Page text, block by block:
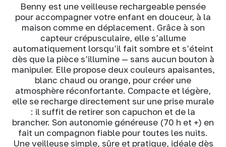
Benny est une veilleuse rechargeable pensée
pour accompagner votre enfant en douceur, à la
maison comme en déplacement. Grâce à son
capteur crépusculaire, elle s’allume
automatiquement lorsqu’il fait sombre et s’éteint
dès que la pièce s’illumine — sans aucun bouton à
manipuler. Elle propose deux couleurs apaisantes,
blanc chaud ou orange, pour créer une
atmosphère réconfortante. Compacte et légère,
elle se recharge directement sur une prise murale
: il suffit de retirer son capuchon et de la
brancher. Son autonomie généreuse (70 h et +) en
fait un compagnon fiable pour toutes les nuits.
Une veilleuse simple, sûre et pratique, idéale dès